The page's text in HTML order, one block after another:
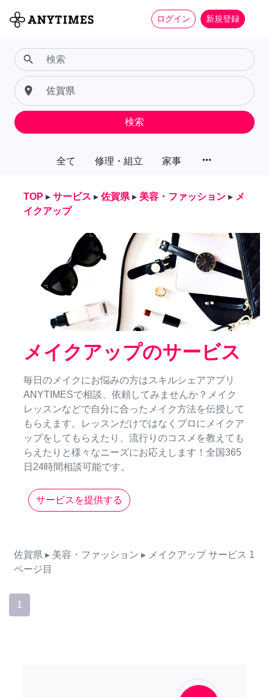
ログイン 新規登録
全て 修理・組立 家事 more_horiz
search
place
検索
TOP ▸ サービス ▸ 佐賀県 ▸ 美容・ファッション ▸ メ
イクアップ
メイクアップのサービス
毎日のメイクにお悩みの方はスキルシェアアプリ
ANYTIMESで相談、依頼してみませんか？メイク
レッスンなどで自分に合ったメイク方法を伝授して
もらえます。レッスンだけではなくプロにメイクア
ップをしてもらえたり、流行りのコスメを教えても
らえたりと様々なニーズにお応えします！全国365
日24時間相談可能です。
サービスを提供する
佐賀県 ▸ 美容・ファッション ▸ メイクアップ サービス 1
ページ目
1